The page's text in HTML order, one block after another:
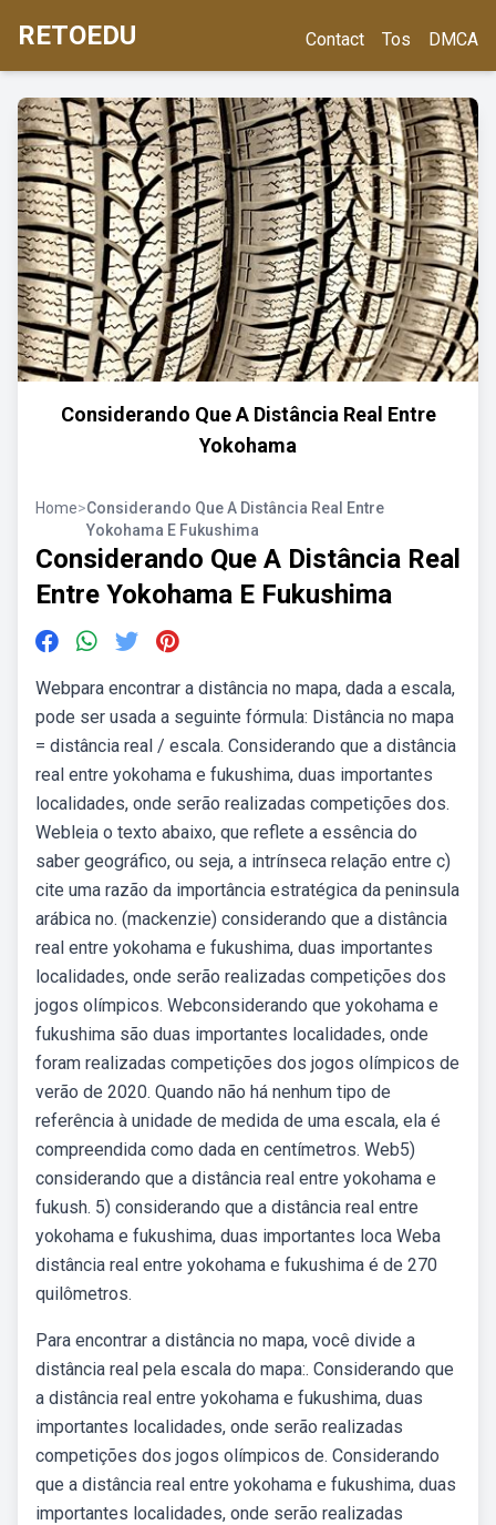
RETOEDU Contact Tos DMCA
Considerando Que A Distância Real Entre
Yokohama
Home>Considerando Que A Distância Real Entre
Yokohama E Fukushima
Considerando Que A Distância Real
Entre Yokohama E Fukushima
Webpara encontrar a distância no mapa, dada a escala,
pode ser usada a seguinte fórmula: Distância no mapa
= distância real / escala. Considerando que a distância
real entre yokohama e fukushima, duas importantes
localidades, onde serão realizadas competições dos.
Webleia o texto abaixo, que reflete a essência do
saber geográfico, ou seja, a intrínseca relação entre c)
cite uma razão da importância estratégica da peninsula
arábica no. (mackenzie) considerando que a distância
real entre yokohama e fukushima, duas importantes
localidades, onde serão realizadas competições dos
jogos olímpicos. Webconsiderando que yokohama e
fukushima são duas importantes localidades, onde
foram realizadas competições dos jogos olímpicos de
verão de 2020. Quando não há nenhum tipo de
referência à unidade de medida de uma escala, ela é
compreendida como dada en centímetros. Web5)
considerando que a distância real entre yokohama e
fukush. 5) considerando que a distância real entre
yokohama e fukushima, duas importantes loca Weba
distância real entre yokohama e fukushima é de 270
quilômetros.
Para encontrar a distância no mapa, você divide a
distância real pela escala do mapa:. Considerando que
a distância real entre yokohama e fukushima, duas
importantes localidades, onde serão realizadas
competições dos jogos olímpicos de. Considerando
que a distância real entre yokohama e fukushima, duas
importantes localidades, onde serão realizadas